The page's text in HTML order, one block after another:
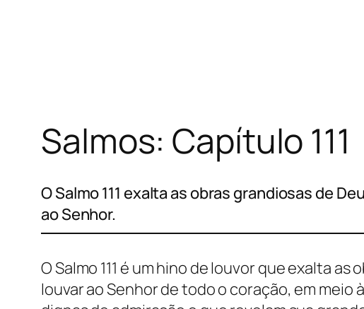
conteúdoSalmos: Capítulo 111
O Salmo 111 exalta as obras grandiosas de
ao Senhor.
O Salmo 111 é um hino de louvor que exalta
louvar ao Senhor de todo o coração, em meio